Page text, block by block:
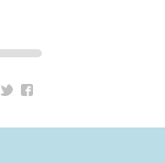
TwitterFacebook